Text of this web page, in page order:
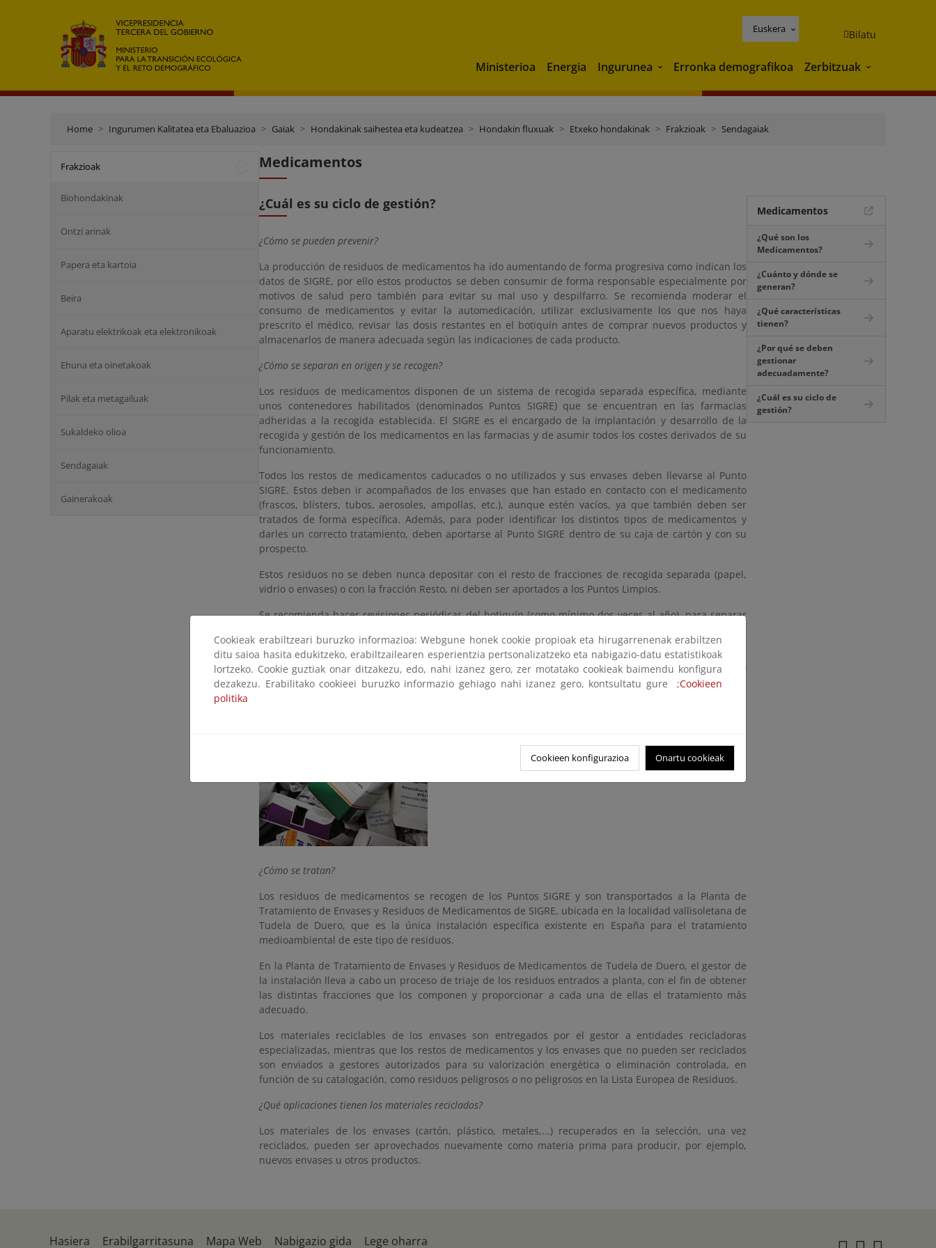
Euskera Bilatu
Ministerioa Energia Ingurunea Ingurunea
Erronka demografikoa Zerbitzuak Zerbitzuak
Home Ingurumen Kalitatea eta Ebaluazioa Gaiak Hondakinak saihestea eta kudeatzea Hondakin fluxuak Etxeko hondakinak Frakzioak Sendagaiak
Frakzioak
Biohondakinak
Ontzi arinak
Papera eta kartoia
Beira
Aparatu elektrikoak eta elektronikoak
Ehuna eta oinetakoak
Pilak eta metagailuak
Sukaldeko olioa
Sendagaiak
Gainerakoak
Medicamentos
¿Cuál es su ciclo de gestión?
¿Cómo se pueden prevenir?
La producción de residuos de medicamentos ha ido aumentando de forma progresiva como indican los
datos de SIGRE, por ello estos productos se deben consumir de forma responsable especialmente por
motivos de salud pero también para evitar su mal uso y despilfarro. Se recomienda moderar el
consumo de medicamentos y evitar la automedicación, utilizar exclusivamente los que nos haya
prescrito el médico, revisar las dosis restantes en el botiquín antes de comprar nuevos productos y
almacenarlos de manera adecuada según las indicaciones de cada producto.
¿Cómo se separan en origen y se recogen?
Los residuos de medicamentos disponen de un sistema de recogida separada específica, mediante
unos contenedores habilitados (denominados Puntos SIGRE) que se encuentran en las farmacias
adheridas a la recogida establecida. El SIGRE es el encargado de la implantación y desarrollo de la
recogida y gestión de los medicamentos en las farmacias y de asumir todos los costes derivados de su
funcionamiento.
Todos los restos de medicamentos caducados o no utilizados y sus envases deben llevarse al Punto
SIGRE. Estos deben ir acompañados de los envases que han estado en contacto con el medicamento
(frascos, blísters, tubos, aerosoles, ampollas, etc.), aunque estén vacíos, ya que también deben ser
tratados de forma específica. Además, para poder identificar los distintos tipos de medicamentos y
darles un correcto tratamiento, deben aportarse al Punto SIGRE dentro de su caja de cartón y con su
prospecto.
Estos residuos no se deben nunca depositar con el resto de fracciones de recogida separada (papel,
vidrio o envases) o con la fracción Resto, ni deben ser aportados a los Puntos Limpios.
Se recomienda hacer revisiones periódicas del botiquín (como mínimo dos veces al año), para separar
La recogida actual de medicamentos es un sistema de logística inversa que aprovecha el mismo canal
de distribución que utilizan las farmacias pero en sentido inverso: el consumidor lleva los envases y
restos de medicamentos a la farmacia, donde se acumulan y almacenan temporalmente, hasta que son
¿Cómo se tratan?
Los residuos de medicamentos se recogen de los Puntos SIGRE y son transportados a la Planta de
Tratamiento de Envases y Residuos de Medicamentos de SIGRE, ubicada en la localidad vallisoletana de
Tudela de Duero, que es la única instalación específica existente en España para el tratamiento
medioambiental de este tipo de residuos.
En la Planta de Tratamiento de Envases y Residuos de Medicamentos de Tudela de Duero, el gestor de
la instalación lleva a cabo un proceso de triaje de los residuos entrados a planta, con el fin de obtener
las distintas fracciones que los componen y proporcionar a cada una de ellas el tratamiento más
adecuado.
Los materiales reciclables de los envases son entregados por el gestor a entidades recicladoras
especializadas, mientras que los restos de medicamentos y los envases que no pueden ser reciclados
son enviados a gestores autorizados para su valorización energética o eliminación controlada, en
función de su catalogación, como residuos peligrosos o no peligrosos en la Lista Europea de Residuos.
¿Qué aplicaciones tienen los materiales reciclados?
Los materiales de los envases (cartón, plástico, metales,...) recuperados en la selección, una vez
reciclados, pueden ser aprovechados nuevamente como materia prima para producir, por ejemplo,
nuevos envases u otros productos.
Medicamentos
¿Qué son los
Medicamentos?
¿Cuánto y dónde se
generan?
¿Qué características
tienen?
¿Por qué se deben
gestionar
adecuadamente?
¿Cuál es su ciclo de
gestión?
Cookieak erabiltzeari buruzko informazioa: Webgune honek cookie propioak eta hirugarrenenak erabiltzen
ditu saioa hasita edukitzeko, erabiltzailearen esperientzia pertsonalizatzeko eta nabigazio-datu estatistikoak
lortzeko. Cookie guztiak onar ditzakezu, edo, nahi izanez gero, zer motatako cookieak baimendu konfigura
dezakezu. Erabilitako cookieei buruzko informazio gehiago nahi izanez gero, kontsultatu gure ;Cookieen
politika
Cookieen konfigurazioa Onartu cookieak
Hasiera Erabilgarritasuna Mapa Web Nabigazio gida Lege oharra